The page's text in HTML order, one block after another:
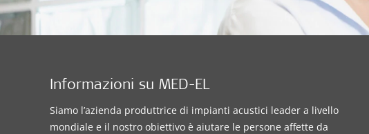
Informazioni su MED-EL
Siamo l’azienda produttrice di impianti acustici leader a livello
mondiale e il nostro obiettivo è aiutare le persone affette da